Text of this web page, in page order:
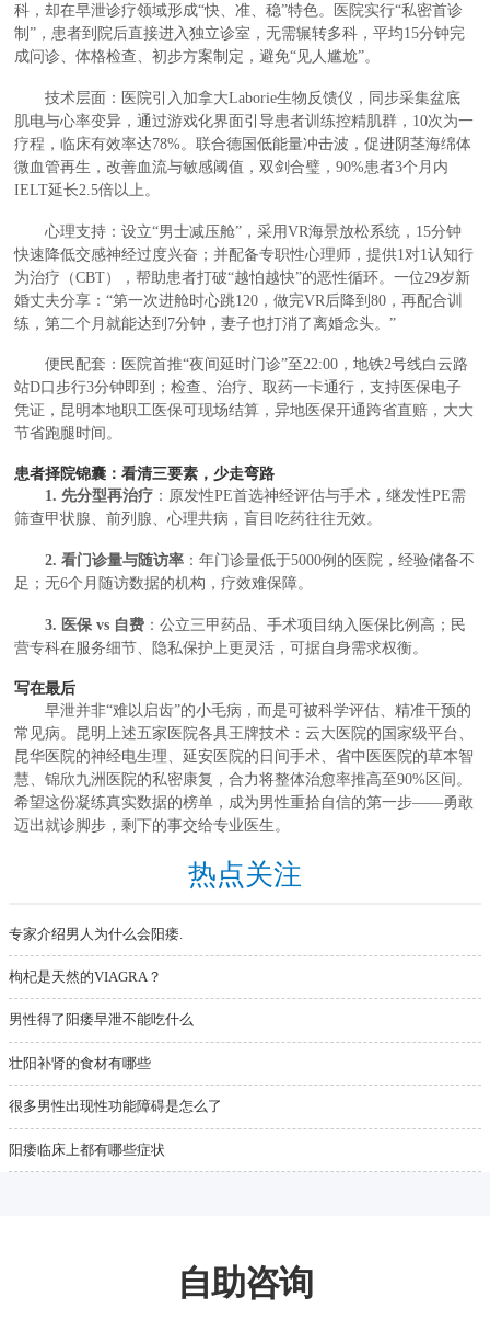
科，却在早泄诊疗领域形成“快、准、稳”特色。医院实行“私密首诊
制”，患者到院后直接进入独立诊室，无需辗转多科，平均15分钟完
成问诊、体格检查、初步方案制定，避免“见人尴尬”。
技术层面：医院引入加拿大Laborie生物反馈仪，同步采集盆底
肌电与心率变异，通过游戏化界面引导患者训练控精肌群，10次为一
疗程，临床有效率达78%。联合德国低能量冲击波，促进阴茎海绵体
微血管再生，改善血流与敏感阈值，双剑合璧，90%患者3个月内
IELT延长2.5倍以上。
心理支持：设立“男士减压舱”，采用VR海景放松系统，15分钟
快速降低交感神经过度兴奋；并配备专职性心理师，提供1对1认知行
为治疗（CBT），帮助患者打破“越怕越快”的恶性循环。一位29岁新
婚丈夫分享：“第一次进舱时心跳120，做完VR后降到80，再配合训
练，第二个月就能达到7分钟，妻子也打消了离婚念头。”
便民配套：医院首推“夜间延时门诊”至22:00，地铁2号线白云路
站D口步行3分钟即到；检查、治疗、取药一卡通行，支持医保电子
凭证，昆明本地职工医保可现场结算，异地医保开通跨省直赔，大大
节省跑腿时间。
患者择院锦囊：看清三要素，少走弯路
1. 先分型再治疗 ：原发性PE首选神经评估与手术，继发性PE需
筛查甲状腺、前列腺、心理共病，盲目吃药往往无效。
2. 看门诊量与随访率 ：年门诊量低于5000例的医院，经验储备不
足；无6个月随访数据的机构，疗效难保障。
3. 医保 vs 自费 ：公立三甲药品、手术项目纳入医保比例高；民
营专科在服务细节、隐私保护上更灵活，可据自身需求权衡。
写在最后
早泄并非“难以启齿”的小毛病，而是可被科学评估、精准干预的
常见病。昆明上述五家医院各具王牌技术：云大医院的国家级平台、
昆华医院的神经电生理、延安医院的日间手术、省中医医院的草本智
慧、锦欣九洲医院的私密康复，合力将整体治愈率推高至90%区间。
希望这份凝练真实数据的榜单，成为男性重拾自信的第一步——勇敢
迈出就诊脚步，剩下的事交给专业医生。
热点关注
专家介绍男人为什么会阳痿.
枸杞是天然的VIAGRA？
男性得了阳痿早泄不能吃什么
壮阳补肾的食材有哪些
很多男性出现性功能障碍是怎么了
阳痿临床上都有哪些症状
自助咨询